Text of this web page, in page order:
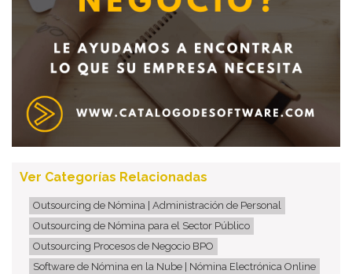
Ver Categorías Relacionadas
Outsourcing de Nómina | Administración de Personal
Outsourcing de Nómina para el Sector Público
Outsourcing Procesos de Negocio BPO
Software de Nómina en la Nube | Nómina Electrónica Online